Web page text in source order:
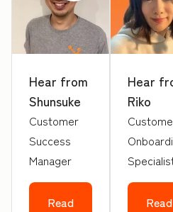
Hear from
Shunsuke
Customer
Success
Manager
Read
Hear
Riko
Read